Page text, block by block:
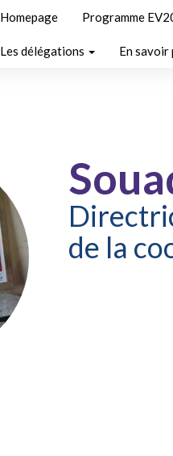
Homepage Programme
Les délégations En savoir
de la